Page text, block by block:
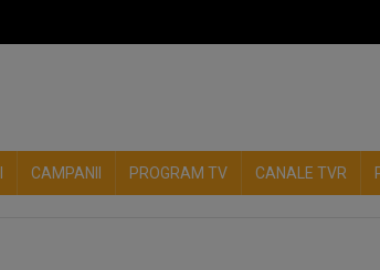
CAMPANII PROGRAM TV CANALE TVR